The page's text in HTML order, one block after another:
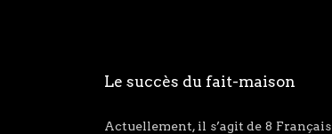
Le succès du fait-maison
Actuellement, il s’agit de 8 Français